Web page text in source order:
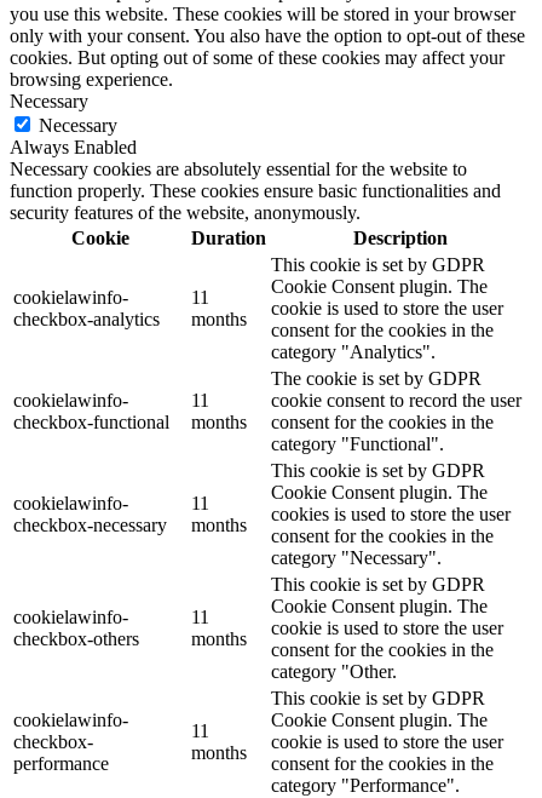
you use this website. These cookies will be stored in your browser
only with your consent. You also have the option to opt-out of these
cookies. But opting out of some of these cookies may affect your
browsing experience.
Necessary
Necessary
Always Enabled
Necessary cookies are absolutely essential for the website to
function properly. These cookies ensure basic functionalities and
security features of the website, anonymously.
Cookie
Duration Description
cookielawinfo-
checkbox-analytics
11
months
This cookie is set by GDPR
Cookie Consent plugin. The
cookie is used to store the user
consent for the cookies in the
category "Analytics".
cookielawinfo-
checkbox-functional
11
months
The cookie is set by GDPR
cookie consent to record the user
consent for the cookies in the
category "Functional".
cookielawinfo-
checkbox-necessary
11
months
This cookie is set by GDPR
Cookie Consent plugin. The
cookies is used to store the user
consent for the cookies in the
category "Necessary".
cookielawinfo-
checkbox-others
11
months
This cookie is set by GDPR
Cookie Consent plugin. The
cookie is used to store the user
consent for the cookies in the
category "Other.
cookielawinfo-
checkbox-
performance
11
months
This cookie is set by GDPR
Cookie Consent plugin. The
cookie is used to store the user
consent for the cookies in the
category "Performance".